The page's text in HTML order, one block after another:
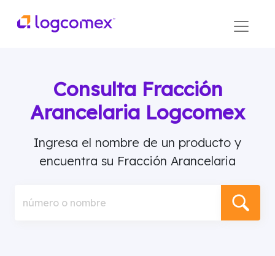
Consulta Fracción
Arancelaria Logcomex
Ingresa el nombre de un producto y
encuentra su Fracción Arancelaria
número o nombre